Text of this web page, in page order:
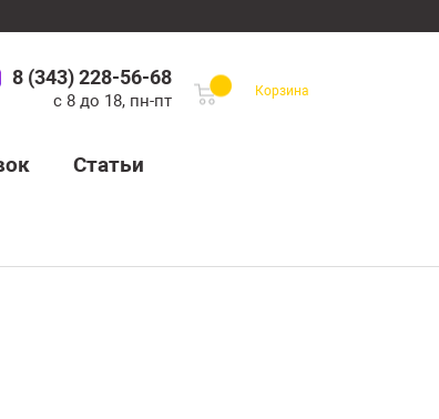
8 (343) 228-56-68
с 8 до 18, пн-пт
Корзина
Статьи